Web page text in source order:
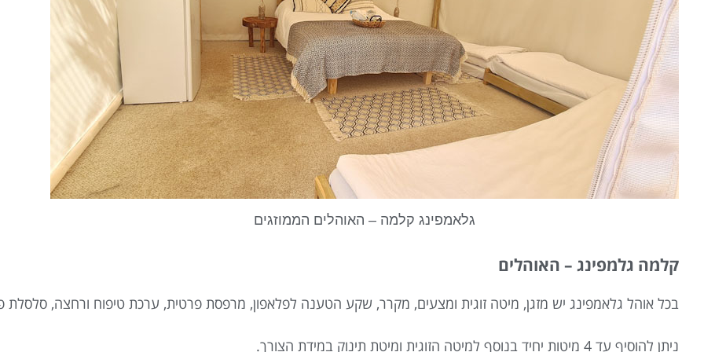
גלאמפינג קלמה – האוהלים הממוזגים
קלמה גלמפינג – האוהלים
בכל אוהל גלאמפינג יש מזגן, מיטה זוגית ומצעים, מקרר, שקע הטענה לפלאפון, מרפסת פרטית, ערכת טיפוח ורחצה, סלסלת
ניתן להוסיף עד 4 מיטות יחיד בנוסף למיטה הזוגית ומיטת תינוק במידת הצורך.